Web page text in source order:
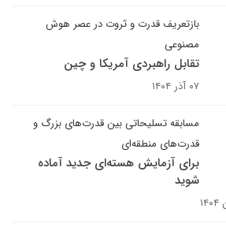
بازتعریف قدرت و ثروت در عصر هوش
مصنوعی
تقابل راهبردی آمریکا و چین
۰۷ آذر ۱۴۰۴
مسابقه تسلیحاتی بین قدرت‌های بزرگ و
قدرت‌های منطقه‌ای
برای آزمایش هسته‌ای جدید آماده
شوید